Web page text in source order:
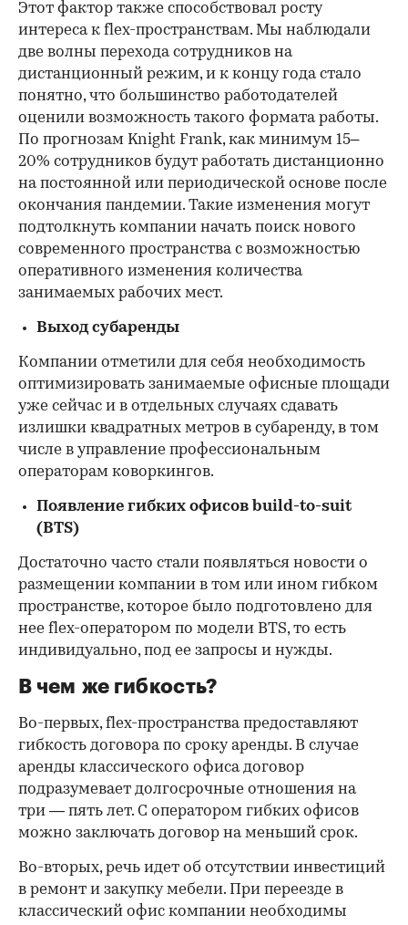
Этот фактор также способствовал росту
интереса к flex-пространствам. Мы наблюдали
две волны перехода сотрудников на
дистанционный режим, и к концу года стало
понятно, что большинство работодателей
оценили возможность такого формата работы.
По прогнозам Knight Frank, как минимум 15–
20% сотрудников будут работать дистанционно
на постоянной или периодической основе после
окончания пандемии. Такие изменения могут
подтолкнуть компании начать поиск нового
современного пространства с возможностью
оперативного изменения количества
занимаемых рабочих мест.
Выход субаренды
Компании отметили для себя необходимость
оптимизировать занимаемые офисные площади
уже сейчас и в отдельных случаях сдавать
излишки квадратных метров в субаренду, в том
числе в управление профессиональным
операторам коворкингов.
Появление гибких офисов build-to-suit
(BTS)
Достаточно часто стали появляться новости о
размещении компании в том или ином гибком
пространстве, которое было подготовлено для
нее flex-оператором по модели BTS, то есть
индивидуально, под ее запросы и нужды.
В чем же гибкость?
Во-первых, flex-пространства предоставляют
гибкость договора по сроку аренды. В случае
аренды классического офиса договор
подразумевает долгосрочные отношения на
три — пять лет. С оператором гибких офисов
можно заключать договор на меньший срок.
Во-вторых, речь идет об отсутствии инвестиций
в ремонт и закупку мебели. При переезде в
классический офис компании необходимы